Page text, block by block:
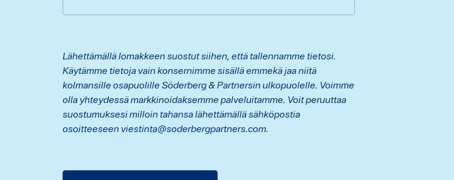
Lähettämällä lomakkeen suostut siihen, että tallennamme tietosi.
Käytämme tietoja vain konsernimme sisällä emmekä jaa niitä
kolmansille osapuolille Söderberg & Partnersin ulkopuolelle. Voimme
olla yhteydessä markkinoidaksemme palveluitamme. Voit peruuttaa
suostumuksesi milloin tahansa lähettämällä sähköpostia
osoitteeseen viestinta@soderbergpartners.com.